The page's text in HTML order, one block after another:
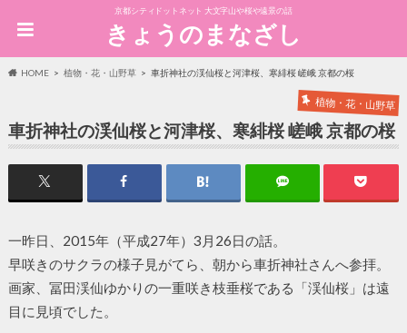
京都シティドットネット 大文字山や桜や遠景の話
きょうのまなざし
HOME 植物・花・山野草 車折神社の渓仙桜と河津桜、寒緋桜 嵯峨 京都の桜
植物・花・山野草
車折神社の渓仙桜と河津桜、寒緋桜 嵯峨 京都の桜
一昨日、2015年（平成27年）3月26日の話。
早咲きのサクラの様子見がてら、朝から車折神社さんへ参拝。
画家、冨田渓仙ゆかりの一重咲き枝垂桜である「渓仙桜」は遠
目に見頃でした。